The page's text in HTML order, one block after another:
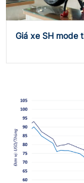
Giá xe SH mode